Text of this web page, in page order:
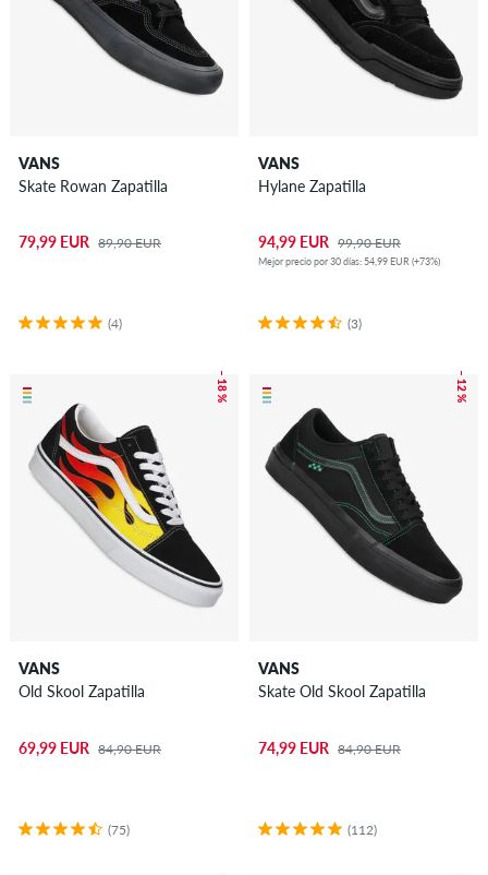
VANS
Skate Rowan Zapatilla
79,99 EUR 89,90 EUR
(4)
VANS
Hylane Zapatilla
94,99 EUR 99,90 EUR
Mejor precio por 30 días: 54,99 EUR (+73%)
(3)
– 18 %
VANS
Old Skool Zapatilla
69,99 EUR 84,90 EUR
(75)
– 12 %
VANS
Skate Old Skool Zapatilla
74,99 EUR 84,90 EUR
(112)